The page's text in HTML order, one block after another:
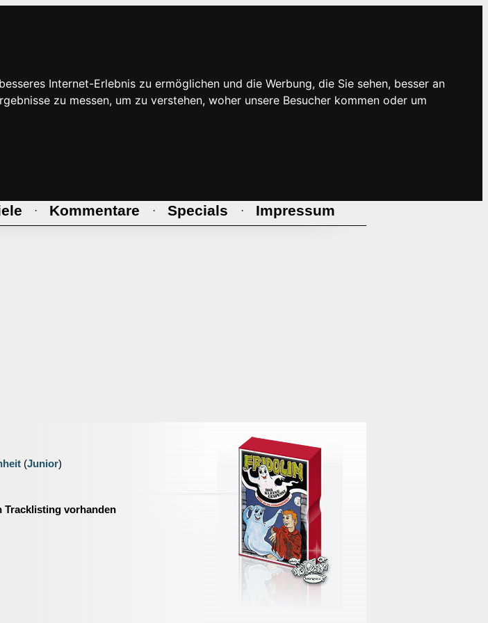
Internet-Erlebnis zu ermöglichen und die Werbung, die Sie sehen, besser an
zu messen, um zu verstehen, woher unsere Besucher kommen oder um
· Kommentare · Specials · Impressum
(Junior)
Tracklisting vorhanden